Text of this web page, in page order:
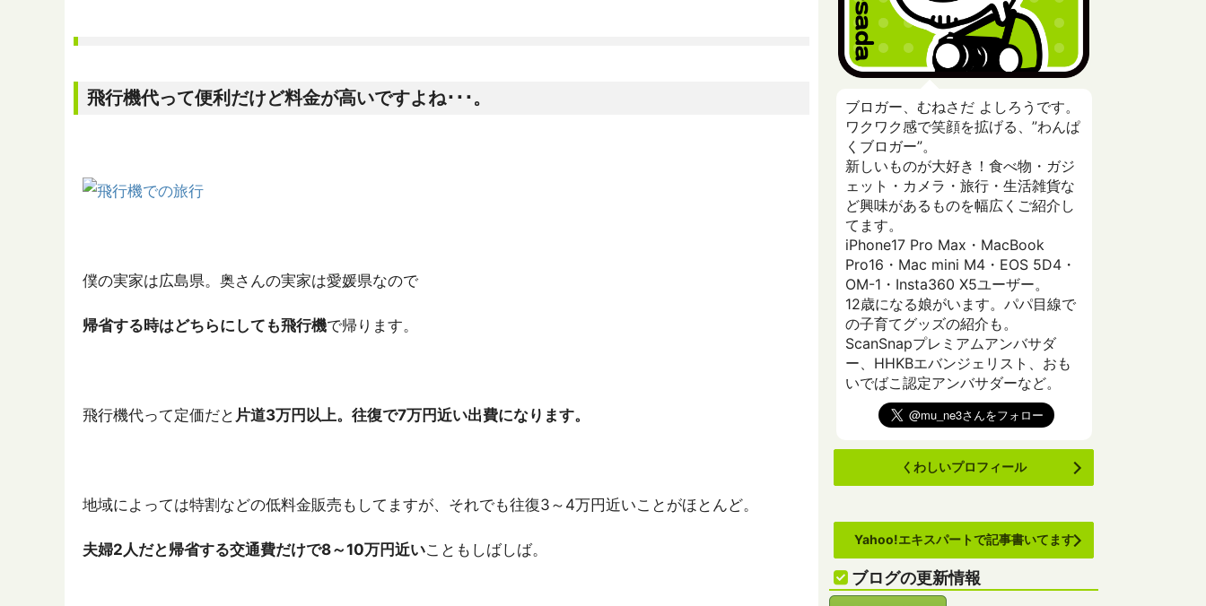
飛行機代って便利だけど料金が高いですよね･･･。
僕の実家は広島県。奥さんの実家は愛媛県なので
帰省する時はどちらにしても飛行機で帰ります。
飛行機代って定価だと 片道3万円以上。往復で7万円近い出費になります。
地域によっては特割などの低料金販売もしてますが、それでも往復3～4万円近いことがほとんど。
夫婦2人だと帰省する交通費だけで8～10万円近いこともしばしば。
ブロガー、むねさだ よしろうです。
ワクワク感で笑顔を拡げる、”わんぱ
くブロガー”。
新しいものが大好き！食べ物・ガジ
ェット・カメラ・旅行・生活雑貨な
ど興味があるものを幅広くご紹介し
てます。
iPhone17 Pro Max・MacBook
Pro16・Mac mini M4・EOS 5D4・
OM-1・Insta360 X5ユーザー。
12歳になる娘がいます。パパ目線で
の子育てグッズの紹介も。
ScanSnapプレミアムアンバサダ
ー、HHKBエバンジェリスト、おも
いでばこ認定アンバサダーなど。
くわしいプロフィール
Yahoo!エキスパートで記事書いてます
ブログの更新情報